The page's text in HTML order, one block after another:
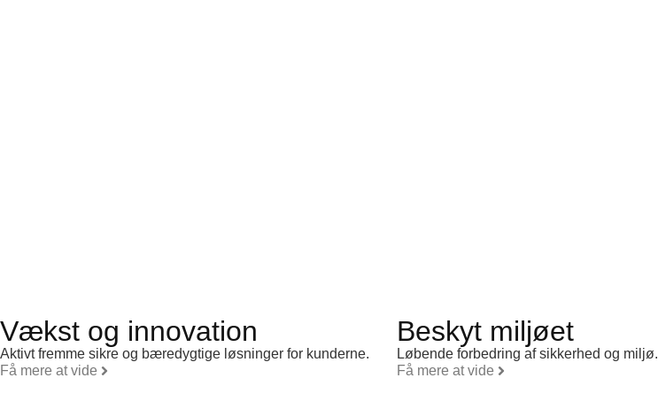
Vækst og innovation
Aktivt fremme sikre og bæredygtige løsninger for kunderne.
Få mere at vide
Beskyt miljøet
Løbende forbedring af sikkerhed og miljø.
Få mere at vide